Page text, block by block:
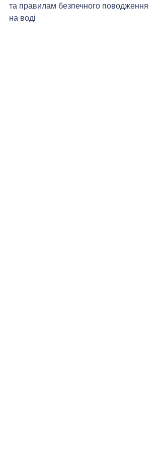
та правилам безпечного поводження
на воді